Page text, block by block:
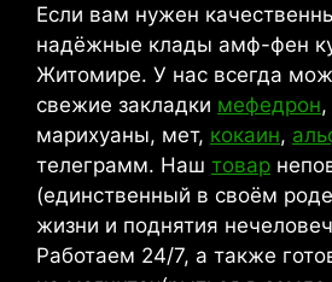
Если вам нужен
надёжные клады амф-фен
Житомире. У нас всегда
свежие закладки мефедрон
марихуаны, мет, кокаин,
телеграмм. Наш товар
(единственный в своём
жизни и поднятия
Работаем 24/7, а также